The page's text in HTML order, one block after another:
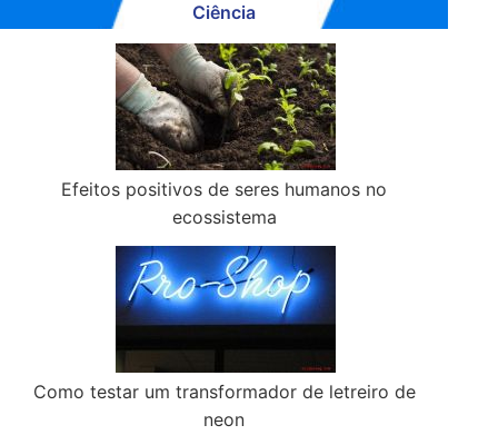
Ciência
Efeitos positivos de seres humanos no
ecossistema
Como testar um transformador de letreiro de
neon